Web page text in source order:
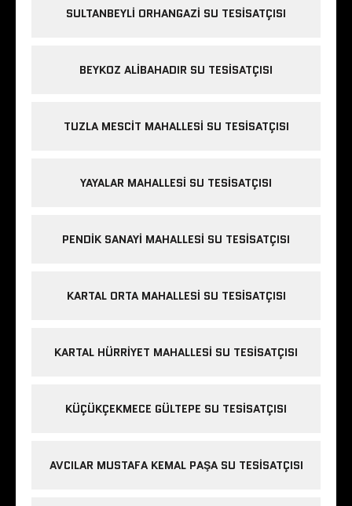
SULTANBEYLI ORHANGAZI SU TESISATÇISI
BEYKOZ ALIBAHADIR SU TESISATÇISI
TUZLA MESCIT MAHALLESI SU TESISATÇISI
YAYALAR MAHALLESI SU TESISATÇISI
PENDIK SANAYI MAHALLESI SU TESISATÇISI
KARTAL ORTA MAHALLESI SU TESISATÇISI
KARTAL HÜRRIYET MAHALLESI SU TESISATÇISI
KÜÇÜKÇEKMECE GÜLTEPE SU TESISATÇISI
AVCILAR MUSTAFA KEMAL PAŞA SU TESISATÇISI